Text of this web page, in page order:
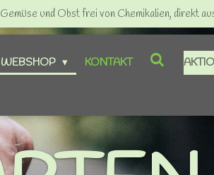
Gemüse und Obst frei von Chemikalien, direkt
WEBSHOP KONTAKT